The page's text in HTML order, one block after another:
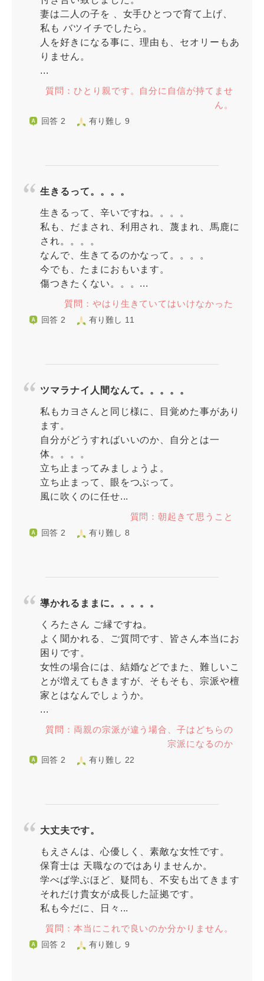
妻は二人の子を 、女手ひとつで育て上げ、
私も バツイチでしたら。
人を好きになる事に、理由も、セオリーもあ
りません。
...
質問：ひとり親です。自分に自信が持てませ
ん。
回答 2 有り難し 9
生きるって。。。。
生きるって、辛いですね。。。。
私も、だまされ、利用され、蔑まれ、馬鹿に
され。。。。
なんで、生きてるのかなって。。。。
今でも、たまにおもいます。
傷つきたくない。。。...
質問：やはり生きていてはいけなかった
回答 2 有り難し 11
ツマラナイ人間なんて。。。。。
私もカヨさんと同じ様に、目覚めた事があり
ます。
自分がどうすればいいのか、自分とは一
体。。。。
立ち止まってみましょうよ。
立ち止まって、眼をつぶって。
風に吹くのに任せ...
質問：朝起きて思うこと
回答 2 有り難し 8
導かれるままに。。。。。
くろたさん ご縁ですね。
よく聞かれる、ご質問です、皆さん本当にお
困りです。
女性の場合には、結婚などでまた、難しいこ
とが増えてもきますが、そもそも、宗派や檀
家とはなんでしょうか。
...
質問：両親の宗派が違う場合、子はどちらの
宗派になるのか
回答 2 有り難し 22
大丈夫です。
もえさんは、心優しく、素敵な女性です。
保育士は 天職なのではありませんか。
学べば学ぶほど、疑問も、不安も出てきます
それだけ貴女が成長した証拠です。
私も今だに、日々...
質問：本当にこれで良いのか分かりません。
回答 2 有り難し 9